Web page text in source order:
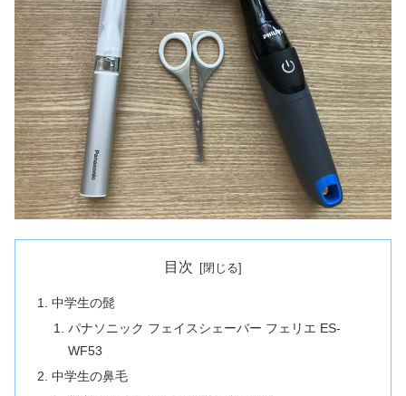
目次
中学生の髭
パナソニック フェイスシェーバー フェリエ ES-
WF53
中学生の鼻毛